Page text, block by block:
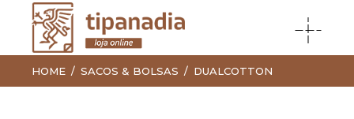
HOME SACOS & BOLSAS DUALCOTTON